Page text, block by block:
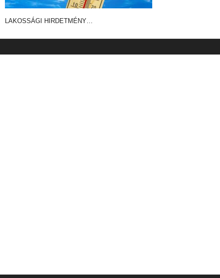
LAKOSSÁGI HIRDETMÉNY…